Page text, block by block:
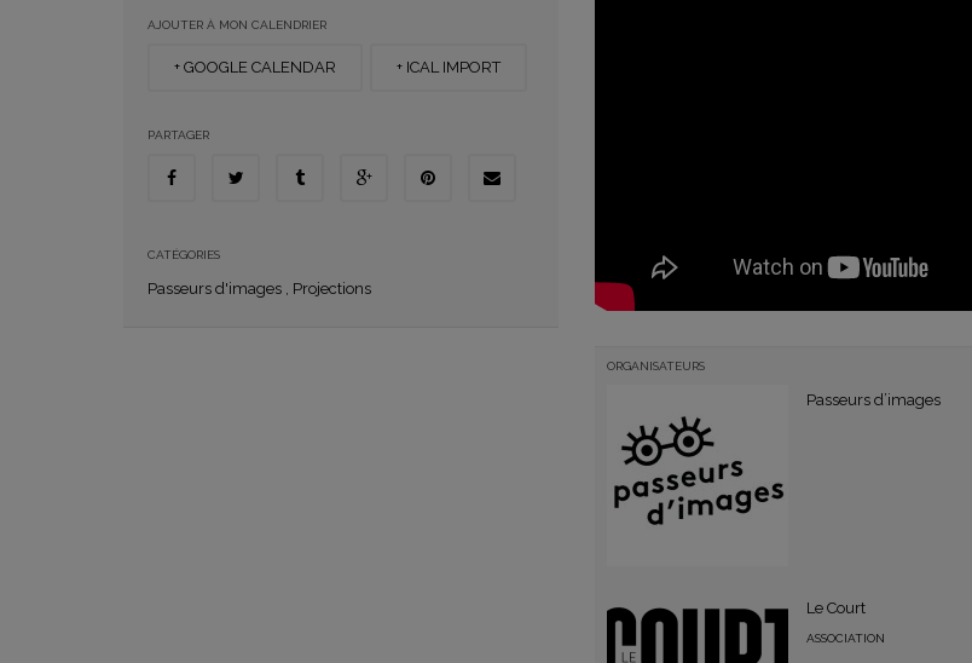
AJOUTER À MON CALENDRIER
+ GOOGLE CALENDAR + ICAL IMPORT
PARTAGER
CATÉGORIES
Passeurs d'images , Projections
ORGANISATEURS
Passeurs d’images
Le Court
ASSOCIATION